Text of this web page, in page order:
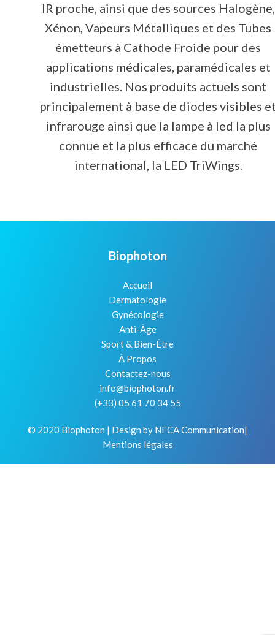
IR proche, ainsi que des sources Halogène,
Xénon, Vapeurs Métalliques et des Tubes
émetteurs à Cathode Froide pour des
applications médicales, paramédicales et
industrielles. Nos produits actuels sont
principalement à base de diodes visibles
infrarouge ainsi que la lampe à led la plus
connue et la plus efficace du marché
international, la LED TriWings.
Accueil
Dermatologie
Biophoton
Gynécologie
Anti-Âge
Sport & Bien-Être
À Propos
Contactez-nous
info@biophoton.fr
(+33) 05 61 70 34 55
© 2020 Biophoton | Design by NFCA Communication|
Mentions légales